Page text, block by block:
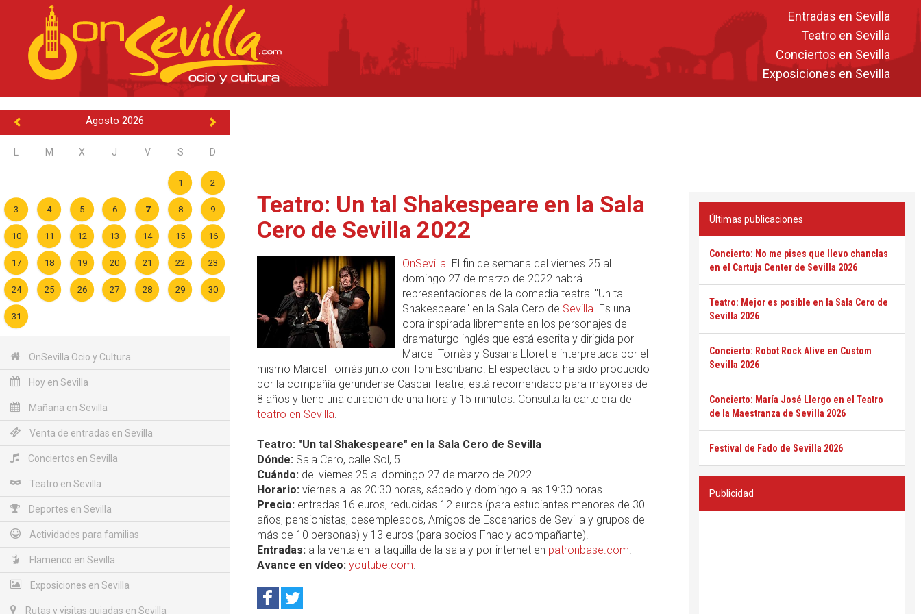
Entradas en Sevilla
Teatro en Sevilla
Conciertos en Sevilla
Exposiciones en Sevilla
Agosto 2026
M X J V S D
1 2
3 4 5 6 7 8 9
10 11 12 13 14 15 16
17 18 19 20 21 22 23
24 25 26 27 28 29 30
31
OnSevilla Ocio y Cultura
Hoy en Sevilla
Mañana en Sevilla
Venta de entradas en Sevilla
Conciertos en Sevilla
Teatro en Sevilla
Deportes en Sevilla
Actividades para familias
Flamenco en Sevilla
Exposiciones en Sevilla
Rutas y visitas guiadas en Sevilla
Teatro: Un tal Shakespeare en la Sala
Cero de Sevilla 2022
OnSevilla. El fin de semana del viernes 25 al
domingo 27 de marzo de 2022 habrá
representaciones de la comedia teatral "Un tal
Shakespeare" en la Sala Cero de Sevilla. Es una
obra inspirada libremente en los personajes del
dramaturgo inglés que está escrita y dirigida por
Marcel Tomàs y Susana Lloret e interpretada por el
mismo Marcel Tomàs junto con Toni Escribano. El espectáculo ha sido producido
por la compañía gerundense Cascai Teatre, está recomendado para mayores de
8 años y tiene una duración de una hora y 15 minutos. Consulta la cartelera de
teatro en Sevilla.
Teatro: "Un tal Shakespeare" en la Sala Cero de Sevilla
Dónde: Sala Cero, calle Sol, 5.
Cuándo: del viernes 25 al domingo 27 de marzo de 2022.
Horario: viernes a las 20:30 horas, sábado y domingo a las 19:30 horas.
Precio: entradas 16 euros, reducidas 12 euros (para estudiantes menores de 30
años, pensionistas, desempleados, Amigos de Escenarios de Sevilla y grupos de
más de 10 personas) y 13 euros (para socios Fnac y acompañante).
Entradas: a la venta en la taquilla de la sala y por internet en patronbase.com.
Avance en vídeo: youtube.com.
Últimas publicaciones
Concierto: No me pises que llevo chanclas
en el Cartuja Center de Sevilla 2026
Teatro: Mejor es posible en la Sala Cero de
Sevilla 2026
Concierto: Robot Rock Alive en Custom
Sevilla 2026
Concierto: María José Llergo en el Teatro
de la Maestranza de Sevilla 2026
Festival de Fado de Sevilla 2026
Publicidad